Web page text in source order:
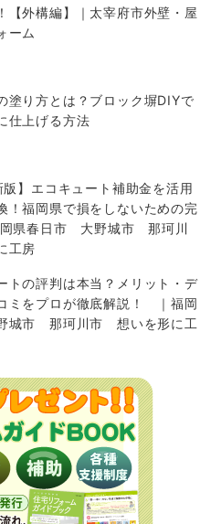
【外構編】｜太宰府市外壁・屋
ーム
塗り方とは？ブロック塀DIYで
仕上げる方法
版】エコキュート補助金を活用
！福岡県で損をしないための完
岡県春日市 大野城市 那珂川
工房
トの評判は本当？メリット・デ
ミをプロが徹底解説！ ｜福岡
城市 那珂川市 想いを形に工